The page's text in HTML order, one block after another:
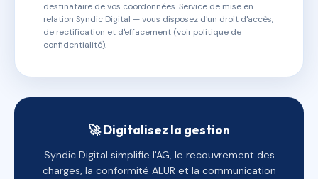
destinataire de vos coordonnées. Service de mise en
relation Syndic Digital — vous disposez d'un droit d'accès,
de rectification et d'effacement (voir politique de
confidentialité).
🚀 Digitalisez la gestion
Syndic Digital simplifie l'AG, le recouvrement des
charges, la conformité ALUR et la communication